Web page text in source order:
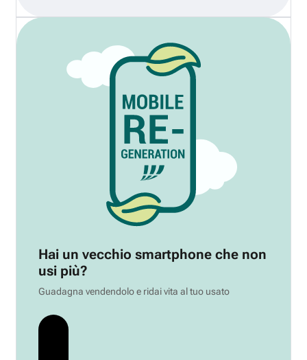
Hai un vecchio smartphone che non
usi più?
Guadagna vendendolo e ridai vita al tuo usato